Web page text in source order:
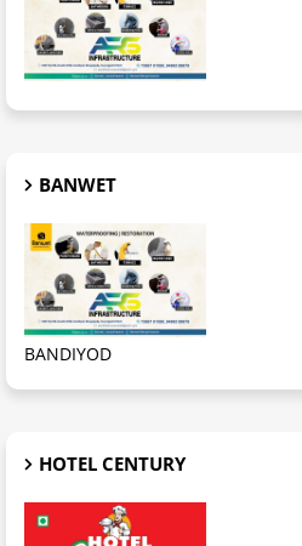
BANWET
BANDIYOD
HOTEL CENTURY